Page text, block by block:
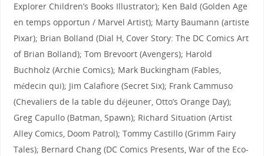
Explorer Children’s Books Illustrator); Ken Bald (Golden Age
en temps opportun / Marvel Artist); Marty Baumann (artiste
Pixar); Brian Bolland (Dial H, Cover Story: The DC Comics Art
of Brian Bolland); Tom Brevoort (Avengers); Harold
Buchholz (Archie Comics); Mark Buckingham (Fables,
médecin qui); Jim Calafiore (Secret Six); Frank Cammuso
(Chevaliers de la table du déjeuner, Otto’s Orange Day);
Greg Capullo (Batman, Spawn); Richard Situation (Artist
Alley Comics, Doom Patrol); Tommy Castillo (Grimm Fairy
Tales); Bernard Chang (DC Comics Presents, War of the Eco-